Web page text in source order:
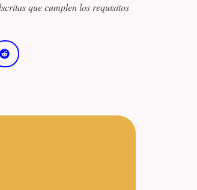
que cumplen los requisitos